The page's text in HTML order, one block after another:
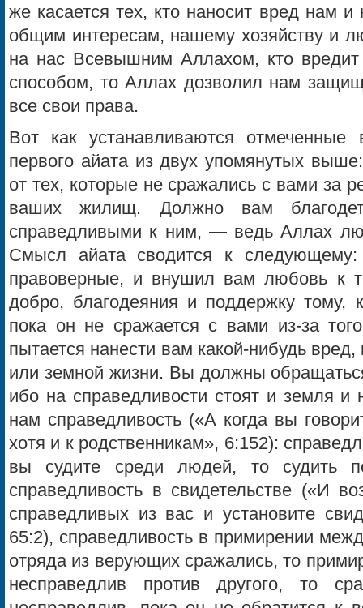
же касается тех, кто наносит вред нам
общим интересам, нашему хозяйству и
на нас Всевышним Аллахом, кто
способом, то Аллах дозволил нам
все свои права.
Вот как устанавливаются
первого айата из двух упомянутых
от тех, которые не сражались с вами за
ваших жилищ. Должно вам
справедливыми к ним, — ведь Аллах
Смысл айата сводится к
правоверные, и внушил вам любовь к
добро, благодеяния и поддержку
пока он не сражается с вами из-за
пытается нанести вам какой-нибудь
или земной жизни. Вы должны
ибо на справедливости стоят и земля
нам справедливость («А когда вы
хотя и к родственникам», 6:152):
вы судите среди людей, то судить
справедливость в свидетельстве («И
справедливых из вас и установите
65:2), справедливость в примирении
отряда из верующих сражались, то
несправедлив против другого, то